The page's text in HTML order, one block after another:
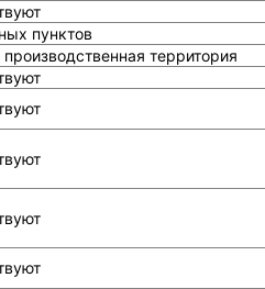
пунктов
территория